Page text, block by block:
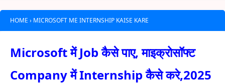
HOME › MICROSOFT ME INTERNSHIP KAISE KARE
Microsoft में Job कैसे पाए, माइक्रोसॉफ्ट
Company में Internship कैसे करे,2025